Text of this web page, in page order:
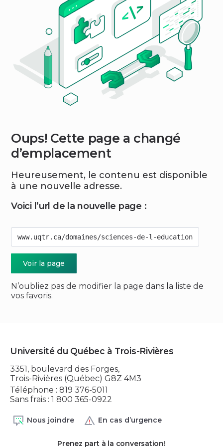
Oups! Cette page a changé
d’emplacement
Heureusement, le contenu est disponible
à une nouvelle adresse.
Voici l’url de la nouvelle page :
www.uqtr.ca/domaines/sciences-de-l-education
Voir la page
N’oubliez pas de modifier la page dans la liste de
vos favoris.
Université du Québec à Trois-Rivières
3351, boulevard des Forges,
Trois-Rivières (Québec) G8Z 4M3
Téléphone : 819 376-5011
Sans frais : 1 800 365-0922
Nous joindre En cas d’urgence
Prenez part à la conversation!